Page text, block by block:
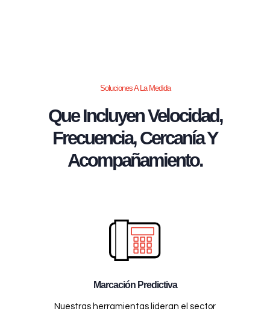
Soluciones A La Medida
Que Incluyen Velocidad,
Frecuencia, Cercanía Y
Acompañamiento.
Marcación Predictiva
Nuestras herramientas lideran el sector